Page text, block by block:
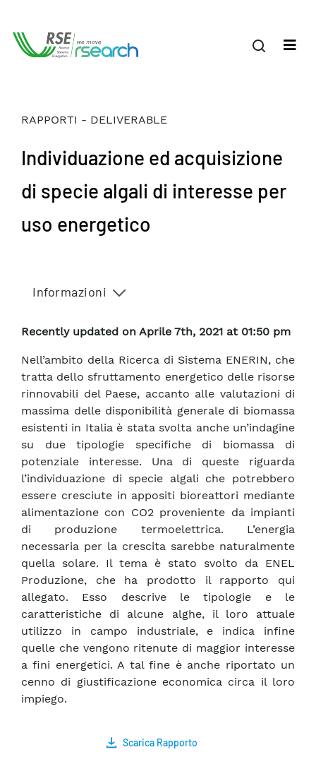
RAPPORTI - DELIVERABLE
Individuazione ed acquisizione
di specie algali di interesse per
uso energetico
Informazioni
Recently updated on Aprile 7th, 2021 at 01:50 pm
Nell’ambito della Ricerca di Sistema ENERIN, che
tratta dello sfruttamento energetico delle risorse
rinnovabili del Paese, accanto alle valutazioni di
massima delle disponibilità generale di biomassa
esistenti in Italia è stata svolta anche un’indagine
su due tipologie specifiche di biomassa di
potenziale interesse. Una di queste riguarda
l’individuazione di specie algali che potrebbero
essere cresciute in appositi bioreattori mediante
alimentazione con CO2 proveniente da impianti
di produzione termoelettrica. L’energia
necessaria per la crescita sarebbe naturalmente
quella solare. Il tema è stato svolto da ENEL
Produzione, che ha prodotto il rapporto qui
allegato. Esso descrive le tipologie e le
caratteristiche di alcune alghe, il loro attuale
utilizzo in campo industriale, e indica infine
quelle che vengono ritenute di maggior interesse
a fini energetici. A tal fine è anche riportato un
cenno di giustificazione economica circa il loro
impiego.
Scarica Rapporto